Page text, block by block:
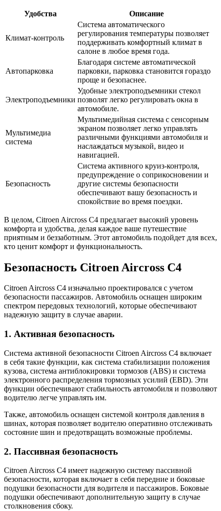
Удобства Описание
Климат-контроль
Система автоматического
регулирования температуры позволяет
поддерживать комфортный климат в
салоне в любое время года.
Автопарковка
Благодаря системе автоматической
парковки, парковка становится гораздо
проще и безопаснее.
Электроподъемники
Удобные электроподъемники стекол
позволят легко регулировать окна в
автомобиле.
Мультимедиа
система
Мультимедийная система с сенсорным
экраном позволяет легко управлять
различными функциями автомобиля и
наслаждаться музыкой, видео и
навигацией.
Безопасность
Система активного круиз-контроля,
предупреждение о соприкосновении и
другие системы безопасности
обеспечивают вашу безопасность и
спокойствие во время поездки.
В целом, Citroen Aircross C4 предлагает высокий уровень
комфорта и удобства, делая каждое ваше путешествие
приятным и беззаботным. Этот автомобиль подойдет для всех,
кто ценит комфорт и функциональность.
Безопасность Citroen Aircross C4
Citroen Aircross C4 изначально проектировался с учетом
безопасности пассажиров. Автомобиль оснащен широким
спектром передовых технологий, которые обеспечивают
надежную защиту в случае аварии.
1. Активная безопасность
Система активной безопасности Citroen Aircross C4 включает
в себя такие функции, как система стабилизации положения
кузова, система антиблокировки тормозов (ABS) и система
электронного распределения тормозных усилий (EBD). Эти
функции обеспечивают стабильность автомобиля и позволяют
водителю легче управлять им.
Также, автомобиль оснащен системой контроля давления в
шинах, которая позволяет водителю оперативно отслеживать
состояние шин и предотвращать возможные проблемы.
2. Пассивная безопасность
Citroen Aircross C4 имеет надежную систему пассивной
безопасности, которая включает в себя передние и боковые
подушки безопасности для водителя и пассажиров. Боковые
подушки обеспечивают дополнительную защиту в случае
столкновения сбоку.